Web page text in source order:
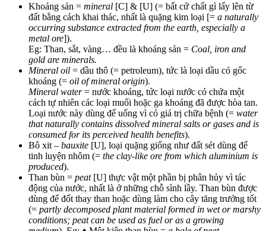
Khoáng sản = mineral [C] & [U] (= bất cứ chất gì lấy lên từ
đất bằng cách khai thác, nhất là quặng kim loại [= a naturally
occurring substance extracted from the earth, especially a
metal ore]).
Eg: Than, sắt, vàng… đều là khoáng sản = Coal, iron and
gold are minerals.
Mineral oil = dầu thô (= petroleum), tức là loại dầu có gốc
khoáng (= oil of mineral origin).
Mineral water= nước khoáng, tức loại nước có chứa một
cách tự nhiên các loại muối hoặc ga khoáng đã được hòa tan.
Loại nước này dùng để uống vì có giá trị chữa bệnh (= water
that naturally contains dissolved mineral salts or gases and is
consumed for its perceived health benefits).
Bô xit – bauxite [U], loại quặng giống như đất sét dùng để
tinh luyện nhôm (= the clay-like ore from which aluminium is
produced).
Than bùn = peat[U] thực vật một phần bị phân hủy vì tác
động của nước, nhất là ở những chỗ sình lầy. Than bùn được
dùng để đốt thay than hoặc dùng làm cho cây tăng trưởng tốt
(= partly decomposed plant material formed in wet or marshy
conditions; peat can be used as fuel or as a growing